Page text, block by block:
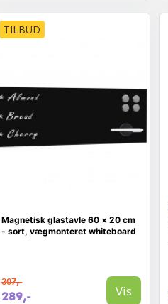
TILBUD
Magnetisk glastavle 60 × 20 cm
- sort, vægmonteret whiteboard
307,-
289,- Vis